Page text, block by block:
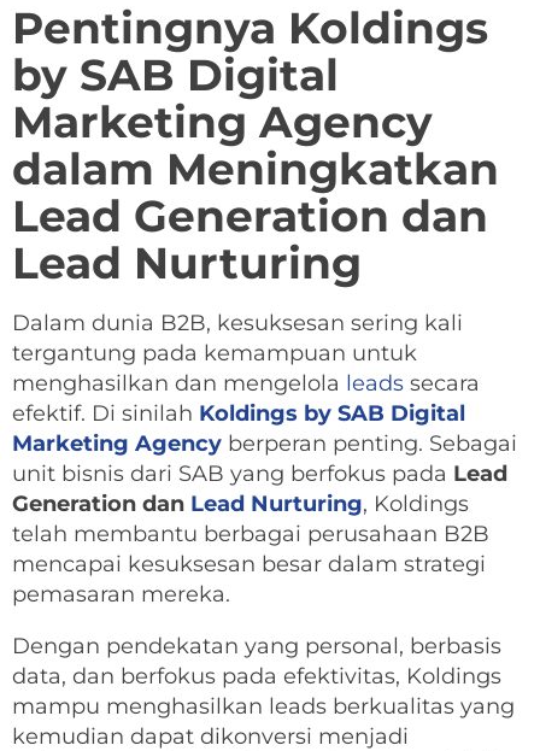
Pentingnya Koldings
by SAB Digital
Marketing Agency
dalam Meningkatkan
Lead Generation dan
Lead Nurturing
Dalam dunia B2B, kesuksesan sering kali
tergantung pada kemampuan untuk
menghasilkan dan mengelola leads secara
efektif. Di sinilah Koldings by SAB Digital
Marketing Agency berperan penting. Sebagai
unit bisnis dari SAB yang berfokus pada Lead
Generation dan Lead Nurturing, Koldings
telah membantu berbagai perusahaan B2B
mencapai kesuksesan besar dalam strategi
pemasaran mereka.
Dengan pendekatan yang personal, berbasis
data, dan berfokus pada efektivitas, Koldings
mampu menghasilkan leads berkualitas yang
kemudian dapat dikonversi menjadi